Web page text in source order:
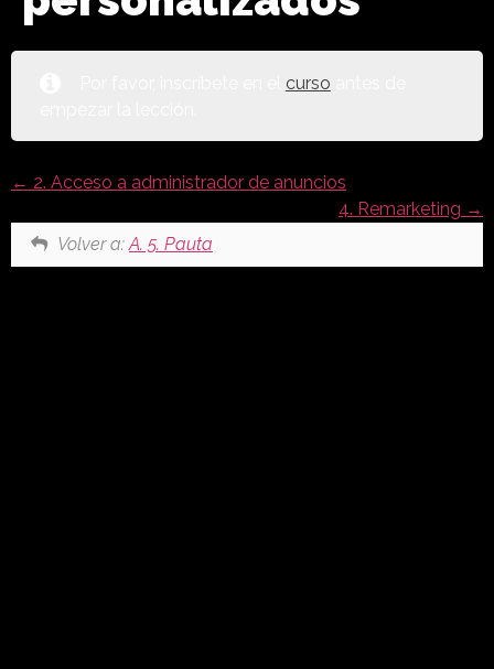
curso
2. Acceso a administrador de anuncios
4. Remarketing
Volver a:A. 5. Pauta